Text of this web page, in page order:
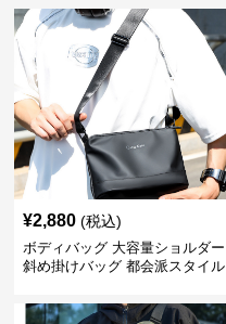
¥2,880 (税込)
ボディバッグ 大容量ショルダー
斜め掛けバッグ 都会派スタイル